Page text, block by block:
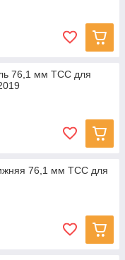
76,1 мм ТСС для
76,1 мм ТСС для